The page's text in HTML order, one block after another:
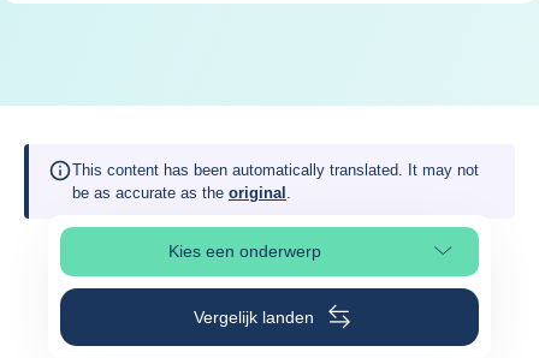
This content has been automatically translated. It may not
be as accurate as the original .
Kies een onderwerp
Selecteer paginasectie
Vergelijk landen